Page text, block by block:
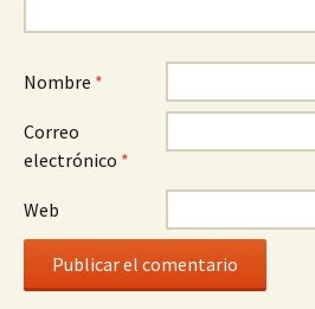
Nombre *
Correo
electrónico *
Web